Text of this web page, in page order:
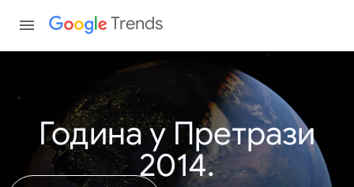
Trends
Година у Претрази
2014.